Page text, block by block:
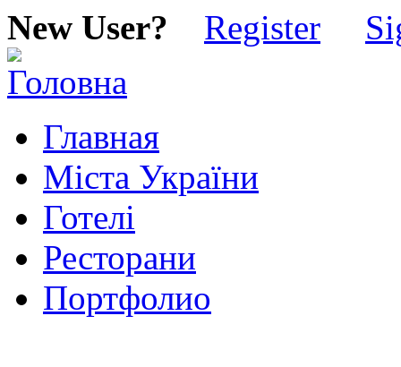
New User? Register
Главная
Міста України
Готелі
Ресторани
Портфолио